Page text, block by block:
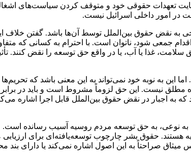
رعایت تعهدات حقوقی خود و متوقف کردن سیاست‌های
در امور داخلی اسرائیل نیست.
به نقض حقوق بین‌الملل توسط آن‌ها باشد. گفتن
جمعی شود، ناتوان است. با احترام به کسانی که
غذا یا آب، یا در واقع حق توسعه را نقض کنند.
به نوبه خود نمی‌تواند به این معنی باشد که تحریم‌ها
مطلق نیست. این حق لزوماً مشروط است و باید در
را زمانی به رسمیت می‌شناسد که به اجبار در نقض حقوق بین‌الملل
به نوعی، به حق توسعه مردم روسیه آسیب رسانده
هستند. حقوق بشر چارچوب توسعه‌یافته‌ای برای
صراحتاً به این اصول اشاره نمی‌کند یا دارای بند